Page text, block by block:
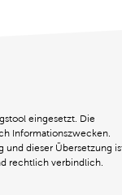
eingesetzt. Die
Informationszwecken.
und dieser Übersetzung
rechtlich verbindlich.